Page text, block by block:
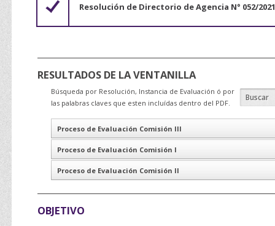
Resolución de Directorio de Agencia N° 052/
RESULTADOS DE LA VENTANILLA
Búsqueda por Resolución, Instancia de Evaluación ó por
las palabras claves que esten incluídas dentro del PDF.
Proceso de Evaluación Comisión III
Proceso de Evaluación Comisión I
Proceso de Evaluación Comisión II
OBJETIVO